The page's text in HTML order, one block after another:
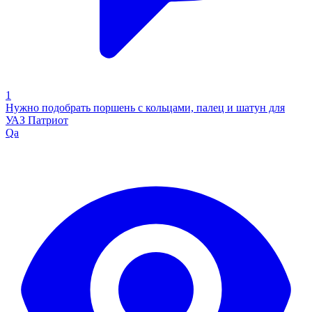
1
Нужно подобрать поршень с кольцами, палец и шатун для
УАЗ Патриот
Qa